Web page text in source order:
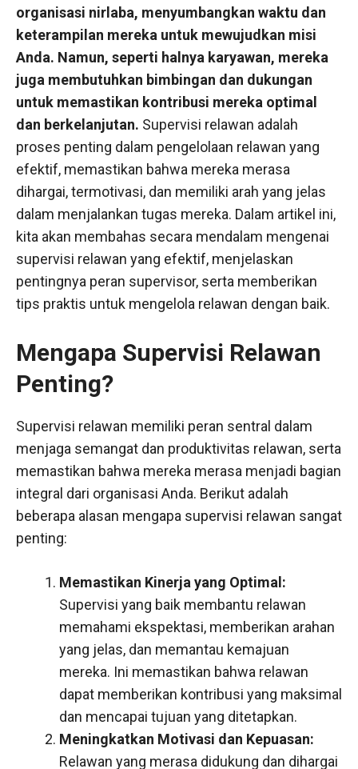
organisasi nirlaba, menyumbangkan waktu dan
keterampilan mereka untuk mewujudkan misi
Anda. Namun, seperti halnya karyawan, mereka
juga membutuhkan bimbingan dan dukungan
untuk memastikan kontribusi mereka optimal
dan berkelanjutan. Supervisi relawan adalah
proses penting dalam pengelolaan relawan yang
efektif, memastikan bahwa mereka merasa
dihargai, termotivasi, dan memiliki arah yang jelas
dalam menjalankan tugas mereka. Dalam artikel ini,
kita akan membahas secara mendalam mengenai
supervisi relawan yang efektif, menjelaskan
pentingnya peran supervisor, serta memberikan
tips praktis untuk mengelola relawan dengan baik.
Mengapa Supervisi Relawan
Penting?
Supervisi relawan memiliki peran sentral dalam
menjaga semangat dan produktivitas relawan, serta
memastikan bahwa mereka merasa menjadi bagian
integral dari organisasi Anda. Berikut adalah
beberapa alasan mengapa supervisi relawan sangat
penting:
Memastikan Kinerja yang Optimal:
Supervisi yang baik membantu relawan
memahami ekspektasi, memberikan arahan
yang jelas, dan memantau kemajuan
mereka. Ini memastikan bahwa relawan
dapat memberikan kontribusi yang maksimal
dan mencapai tujuan yang ditetapkan.
Meningkatkan Motivasi dan Kepuasan:
Relawan yang merasa didukung dan dihargai